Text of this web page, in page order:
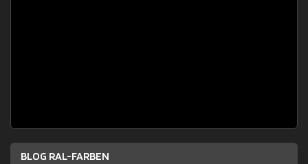
BLOG RAL-FARBEN